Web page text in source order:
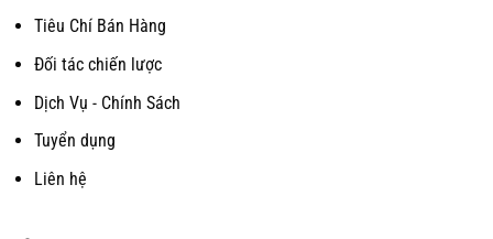
Tiêu Chí Bán Hàng
Đối tác chiến lược
Dịch Vụ - Chính Sách
Tuyển dụng
Liên hệ